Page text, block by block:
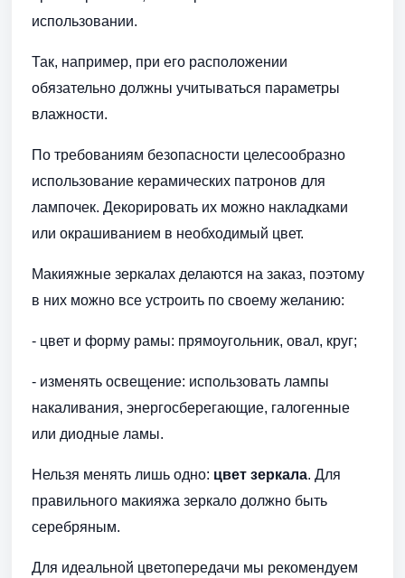
использовании.
Так, например, при его расположении
обязательно должны учитываться параметры
влажности.
По требованиям безопасности целесообразно
использование керамических патронов для
лампочек. Декорировать их можно накладками
или окрашиванием в необходимый цвет.
Макияжные зеркалах делаются на заказ, поэтому
в них можно все устроить по своему желанию:
- цвет и форму рамы: прямоугольник, овал, круг;
- изменять освещение: использовать лампы
накаливания, энергосберегающие, галогенные
или диодные ламы.
Нельзя менять лишь одно: цвет зеркала. Для
правильного макияжа зеркало должно быть
серебряным.
Для идеальной цветопередачи мы рекомендуем